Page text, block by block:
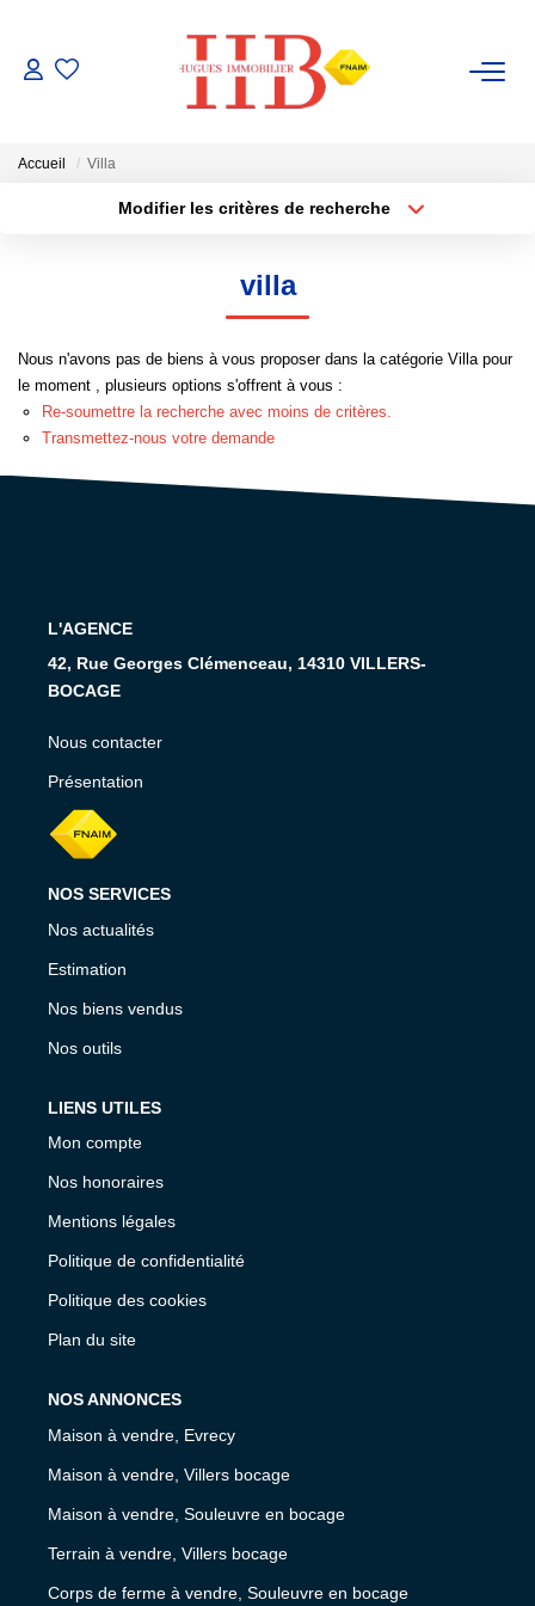
NOTRE AGENCE
EN
Accueil Villa
Modifier les critères de recherche
Budget max Plus de critères
villa
Nous n'avons pas de biens à vous proposer dans la catégorie Villa pour
le moment , plusieurs options s'offrent à vous :
Re-soumettre la recherche avec moins de critères.
Transmettez-nous votre demande
L'AGENCE
42, Rue Georges Clémenceau, 14310 VILLERS-
BOCAGE
Nous contacter
Présentation
NOS SERVICES
Nos actualités
Estimation
Nos biens vendus
Nos outils
LIENS UTILES
Mon compte
Nos honoraires
Mentions légales
Politique de confidentialité
Politique des cookies
Plan du site
NOS ANNONCES
Maison à vendre, Evrecy
Maison à vendre, Villers bocage
Maison à vendre, Souleuvre en bocage
Terrain à vendre, Villers bocage
Corps de ferme à vendre, Souleuvre en bocage